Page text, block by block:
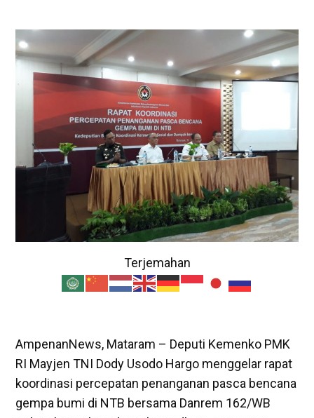
Terjemahan
AmpenanNews, Mataram – Deputi Kemenko PMK
RI Mayjen TNI Dody Usodo Hargo menggelar rapat
koordinasi percepatan penanganan pasca bencana
gempa bumi di NTB bersama Danrem 162/WB